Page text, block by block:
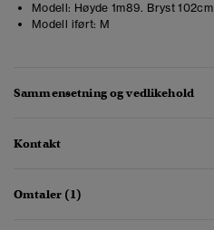
Modell: Høyde 1m89. Bryst 102cm
Modell iført: M
Sammensetning og vedlikehold
Kontakt
Omtaler (1)